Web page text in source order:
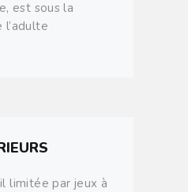
est sous la
l’adulte
limitée par jeux à